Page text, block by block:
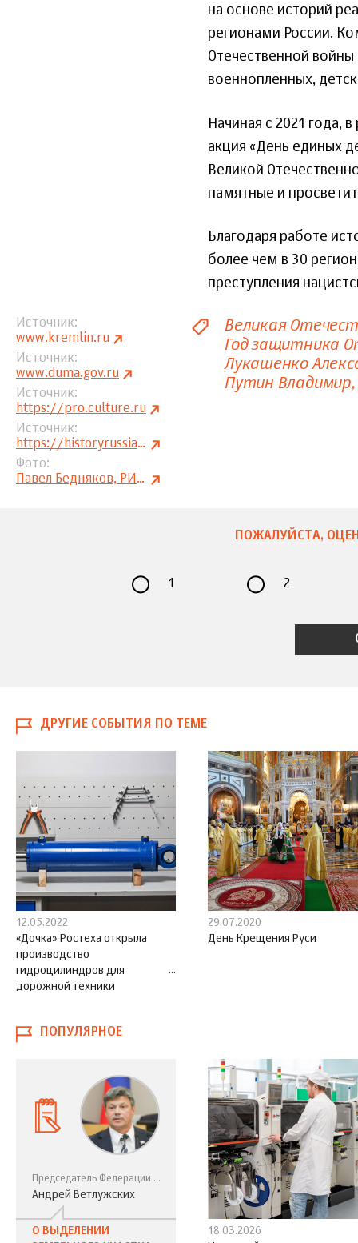
на основе историй
регионами России.
Отечественной войны
военнопленных,
Начиная с 2021 года,
акция «День единых
Великой
памятные и
Благодаря работе
более чем в 30
преступления
Источник
www.kremlin.ru
Источник
www.duma.gov.ru
Источник
https://pro.culture.ru
Источник
https://historyrussia.org
Фото
Павел Бедняков, РИА «Новости»
Великая
Год защитника
Лукашенко
Путин Владимир
ПОЖАЛУЙСТА,
1 2
ДРУГИЕ СОБЫТИЯ ПО ТЕМЕ
12.05.2022
«Дочка» Ростеха открыла
производство
гидроцилиндров для
дорожной техники
29.07.2020
День Крещения Руси
ПОПУЛЯРНОЕ
Председатель Федерации профсоюзов Свердловской области, депутат Государственной Думы России VII созыва
Андрей Ветлужских
О ВЫДЕЛЕНИИ
18.03.2026